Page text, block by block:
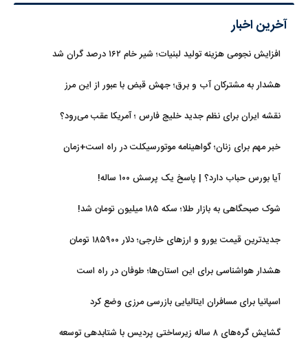
آخرین اخبار
افزایش نجومی هزینه تولید لبنیات؛ شیر خام ۱۶۲ درصد گران شد
هشدار به مشترکان آب و برق؛ جهش قبض با عبور از این مرز
نقشه ایران برای نظم جدید خلیج فارس ؛ آمریکا عقب می‌رود؟
خبر مهم برای زنان؛ گواهینامه موتورسیکلت در راه است+زمان
آیا بورس حباب دارد؟ | پاسخ یک پرسش ۱۰۰ ساله!
شوک صبحگاهی به بازار طلا؛ سکه ۱۸۵ میلیون تومان شد!
جدیدترین قیمت یورو و ارزهای خارجی؛ دلار ۱۸۵۹۰۰ تومان
هشدار هواشناسی برای این استان‌ها؛ طوفان در راه است
اسپانیا برای مسافران ایتالیایی بازرسی مرزی وضع کرد
گشایش گره‌های ۸ ساله زیرساختی پردیس با شتابدهی توسعه